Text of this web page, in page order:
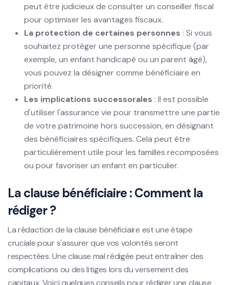
peut être judicieux de consulter un conseiller fiscal
pour optimiser les avantages fiscaux.
La protection de certaines personnes : Si vous
souhaitez protéger une personne spécifique (par
exemple, un enfant handicapé ou un parent âgé),
vous pouvez la désigner comme bénéficiaire en
priorité.
Les implications successorales : Il est possible
d'utiliser l'assurance vie pour transmettre une partie
de votre patrimoine hors succession, en désignant
des bénéficiaires spécifiques. Cela peut être
particulièrement utile pour les familles recomposées
ou pour favoriser un enfant en particulier.
La clause bénéficiaire : Comment la
rédiger ?
La rédaction de la clause bénéficiaire est une étape
cruciale pour s'assurer que vos volontés seront
respectées. Une clause mal rédigée peut entraîner des
complications ou des litiges lors du versement des
capitaux. Voici quelques conseils pour rédiger une clause